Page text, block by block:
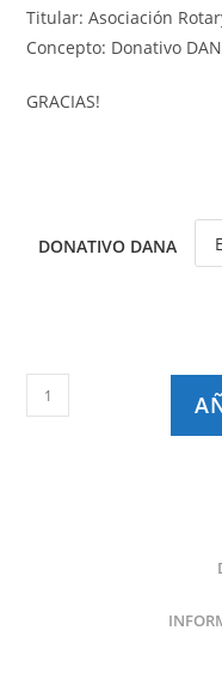
Titular: Asociación
Concepto: Donativo
GRACIAS!
DONATIVO DANA
Rotary
Business